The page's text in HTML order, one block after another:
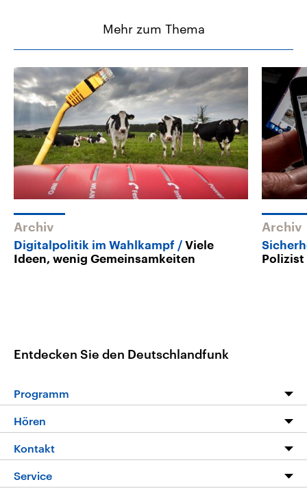
Mehr zum Thema
Archiv
Digitalpolitik im Wahlkampf
Viele
Ideen, wenig Gemeinsamkeiten
Archiv
Entdecken Sie den Deutschlandfunk
Programm
Programm
Die Nachrichten
Nachrichtenleicht
Hören
Livestream
Podcasts
Kontakt
Hörerservice
Service